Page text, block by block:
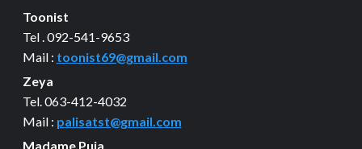
Toonist
Tel . 092-541-9653
Mail : toonist69@gmail.com
Zeya
Tel. 063-412-4032
Mail : palisatst@gmail.com
Madame Puja